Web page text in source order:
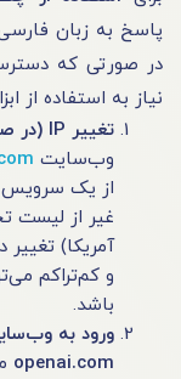
پاسخ به زبان فارسی)
در صورتی که
نیاز به استفاده از
تغییر
در
وب‌سایت
از یک سرویس
غیر از لیست
و کم‌تراکم
باشد.
ورود به
openai.com